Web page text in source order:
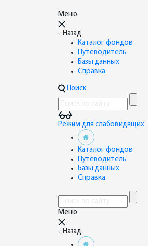
Меню
Назад
Каталог фондов
Путеводитель
Базы данных
Справка
Поиск
Режим для слабовидящих
Каталог фондов
Путеводитель
Базы данных
Справка
Меню
Назад